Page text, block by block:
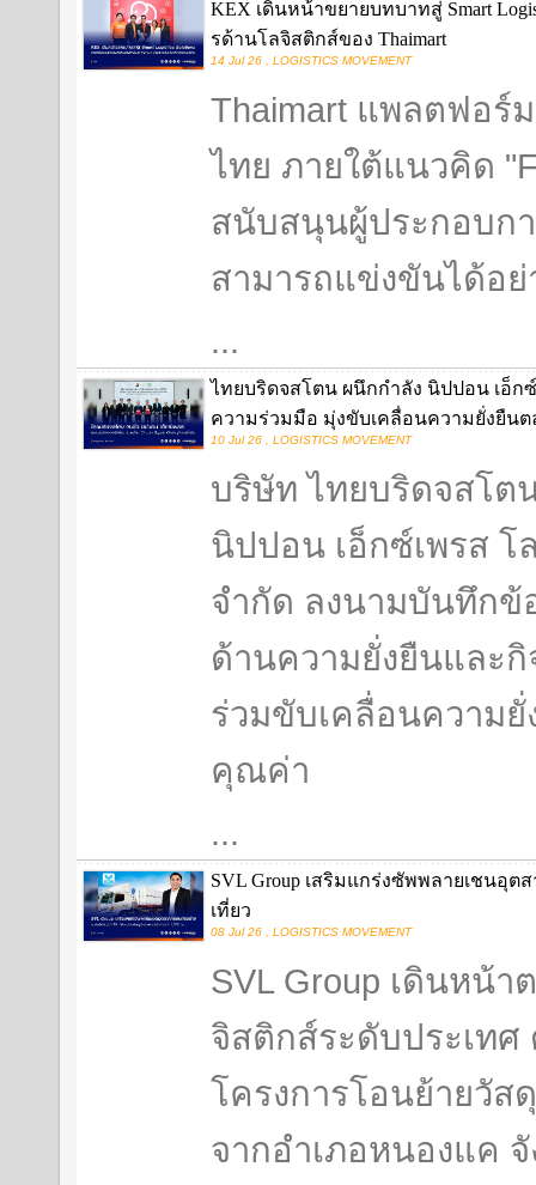
KEX เดินหน้าขยายบทบาทสู่ Smart
รด้านโลจิสติกส์ของ Thaimart
14 Jul 26 , LOGISTICS MOVEMENT
Thaimart แพลตฟอร์
ไทย ภายใต้แนวคิด
สนับสนุนผู้ประกอบก
สามารถแข่งขันได้อ
...
ไทยบริดจสโตน ผนึกกำลัง นิปปอน เอ็ก
ความร่วมมือ มุ่งขับเคลื่อนความยั่งยืน
10 Jul 26 , LOGISTICS MOVEMENT
บริษัท ไทยบริดจสโต
นิปปอน เอ็กซ์เพรส โ
จำกัด ลงนามบันทึกข้
ด้านความยั่งยืนและกิ
ร่วมขับเคลื่อนความ
คุณค่า
...
SVL Group เสริมแกร่งซัพพลายเชนอุ
เที่ยว
08 Jul 26 , LOGISTICS MOVEMENT
SVL Group เดินหน้
จิสติกส์ระดับประเทศ
โครงการโอนย้ายวัส
จากอำเภอหนองแค